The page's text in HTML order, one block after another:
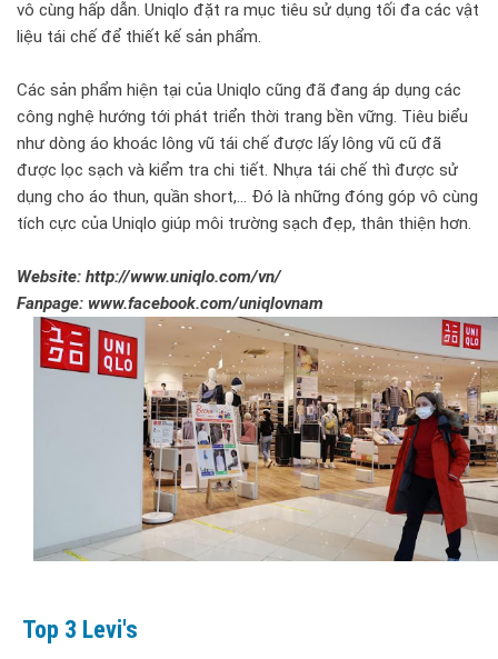
vô cùng hấp dẫn. Uniqlo đặt ra mục tiêu sử dụng tối đa các vật
liệu tái chế để thiết kế sản phẩm.
Các sản phẩm hiện tại của Uniqlo cũng đã đang áp dụng các
công nghệ hướng tới phát triển thời trang bền vững. Tiêu biểu
như dòng áo khoác lông vũ tái chế được lấy lông vũ cũ đã
được lọc sạch và kiểm tra chi tiết. Nhựa tái chế thì được sử
dụng cho áo thun, quần short,... Đó là những đóng góp vô cùng
tích cực của Uniqlo giúp môi trường sạch đẹp, thân thiện hơn.
Website: http://www.uniqlo.com/vn/
Fanpage: www.facebook.com/uniqlovnam
Top 3 Levi's